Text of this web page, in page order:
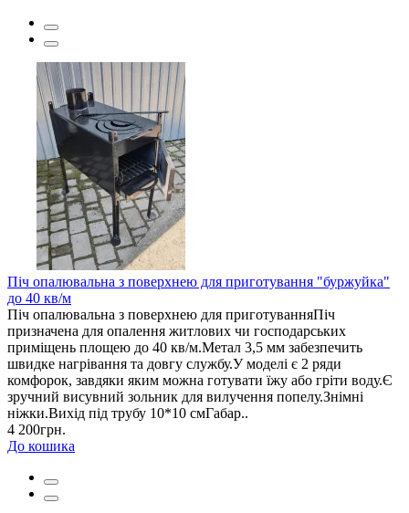
Піч опалювальна з поверхнею для приготування "буржуйка"
до 40 кв/м
Піч опалювальна з поверхнею для приготуванняПіч
призначена для опалення житлових чи господарських
приміщень площею до 40 кв/м.Метал 3,5 мм забезпечить
швидке нагрівання та довгу службу.У моделі є 2 ряди
комфорок, завдяки яким можна готувати їжу або гріти воду.Є
зручний висувний зольник для вилучення попелу.Знімні
ніжки.Вихід під трубу 10*10 смГабар..
4 200грн.
До кошика